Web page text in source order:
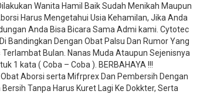
Wanita Hamil Baik Sudah Menikah Maupun
Harus Mengetahui Usia Kehamilan, Jika Anda
Anda Bisa Bicara Sama Admi kami. Cytotec
Bandingkan Dengan Obat Palsu Dan Rumor Yang
Bulan. Nanas Muda Ataupun Sejenisnya
1 kata ( Coba – Coba ). BERBAHAYA !!!
Aborsi serta Mifrprex Dan Pembersih Dengan
Tanpa Harus Kuret Lagi Ke Dokkter, Serta